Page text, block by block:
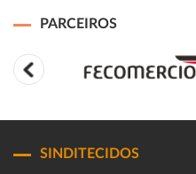
PARCEIROS
SINDITECIDOS